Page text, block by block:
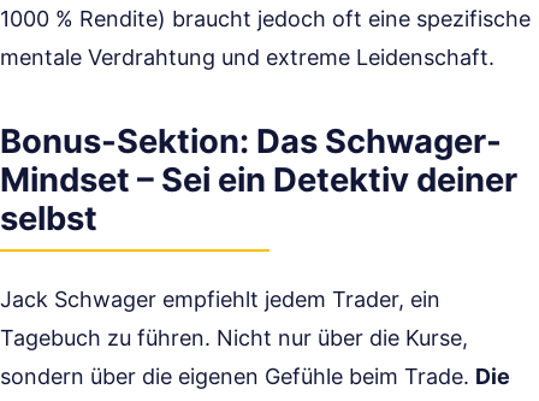
1000 % Rendite) braucht jedoch oft eine spezifische
mentale Verdrahtung und extreme Leidenschaft.
Bonus-Sektion: Das Schwager-
Mindset – Sei ein Detektiv deiner
selbst
Jack Schwager empfiehlt jedem Trader, ein
Tagebuch zu führen. Nicht nur über die Kurse,
sondern über die eigenen Gefühle beim Trade. Die